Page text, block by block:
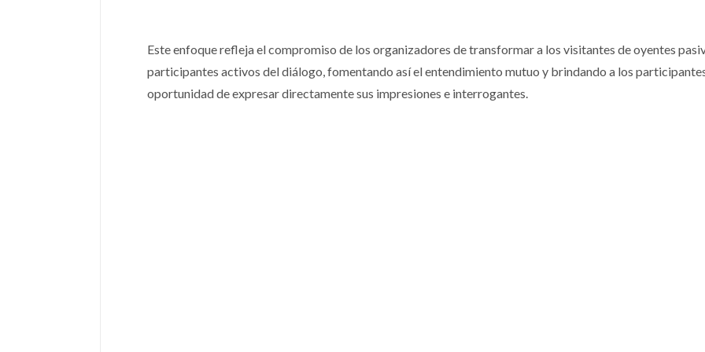
Este enfoque refleja el compromiso de los organizadores de transformar a los visitantes de oyentes
participantes activos del diálogo, fomentando así el entendimiento mutuo y brindando a los
oportunidad de expresar directamente sus impresiones e interrogantes.